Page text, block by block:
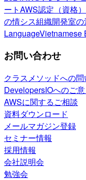
ートAWS認定（資格）
の情シス組織開発室の
LanguageVietnamese
お問い合わせ
クラスメソッドへの
DevelopersIOへのご
AWSに関するご相談
資料ダウンロード
メールマガジン登録
セミナー情報
採用情報
会社説明会
勉強会